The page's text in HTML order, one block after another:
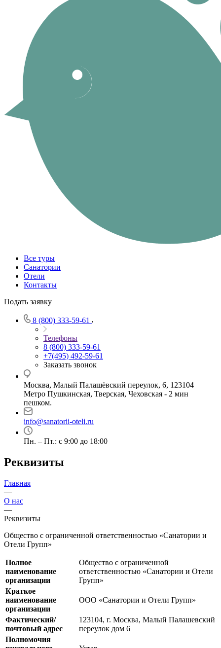
Все туры
Санатории
Отели
Контакты
Подать заявку
8 (800) 333-59-61
Телефоны
8 (800) 333-59-61
+7(495) 492-59-61
Заказать звонок
Москва, Малый Палашёвский переулок, 6, 123104
Метро Пушкинская, Тверская, Чеховская - 2 мин
пешком.
info@sanatorii-oteli.ru
Пн. – Пт.: с 9:00 до 18:00
Реквизиты
Главная
—
О нас
—
Реквизиты
Общество с ограниченной ответственностью «Санатории и
Отели Групп»
Полное
наименование
организации
Общество с ограниченной
ответственностью «Санатории и Отели
Групп»
Краткое
наименование
организации
ООО «Санатории и Отели Групп»
Фактический/
почтовый адрес
123104, г. Москва, Малый Палашевский
переулок дом 6
Полномочия